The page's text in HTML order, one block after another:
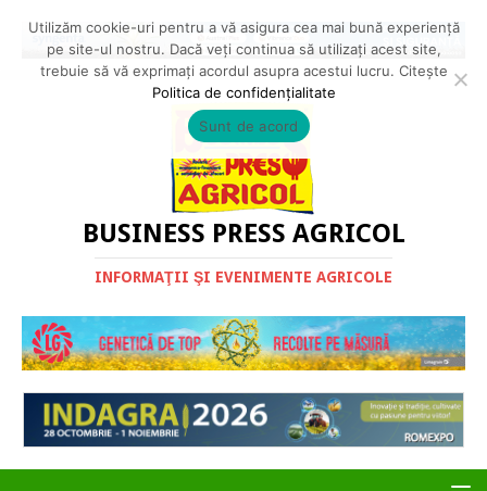
BUSINESS PRESS AGRICOL
INFORMAŢII ŞI EVENIMENTE AGRICOLE
Utilizăm cookie-uri pentru a vă asigura cea mai bună experiență
pe site-ul nostru. Dacă veți continua să utilizați acest site,
trebuie să vă exprimați acordul asupra acestui lucru. Citește
Politica de confidențialitate
Sunt de acord